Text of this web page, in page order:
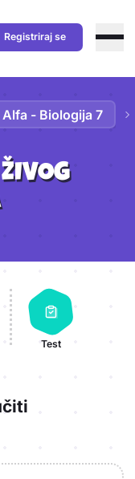
Registriraj se
Alfa - Biologija 7
Test